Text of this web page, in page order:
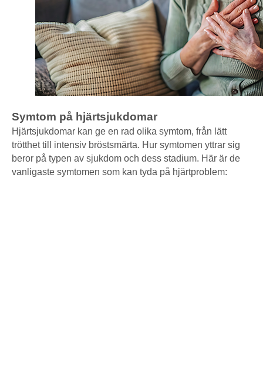
Symtom på hjärtsjukdomar
Hjärtsjukdomar kan ge en rad olika symtom, från lätt
trötthet till intensiv bröstsmärta. Hur symtomen yttrar sig
beror på typen av sjukdom och dess stadium. Här är de
vanligaste symtomen som kan tyda på hjärtproblem: